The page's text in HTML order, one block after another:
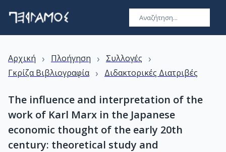
Αρχική › Πλοήγηση › Συλλογές ›
Γκρίζα Βιβλιογραφία › Διδακτορικές Διατριβές
The influence and interpretation of the
work of Karl Marx in the Japanese
economic thought of the early 20th
century: theoretical study and